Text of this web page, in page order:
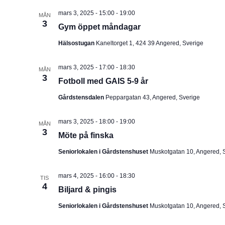
MÅN
3 Gym öppet måndagar
mars 3, 2025 - 15:00- 19:00
Hälsostugan Kaneltorget 1, 424 39 Angered, Sverige
MÅN
3 Fotboll med GAIS 5-9 år
mars 3, 2025 - 17:00- 18:30
Gårdstensdalen Peppargatan 43, Angered, Sverige
MÅN
3 Möte på finska
mars 3, 2025 - 18:00- 19:00
Seniorlokalen i Gårdstenshuset Muskotgatan 10, Angered,
TIS
4 Biljard & pingis
mars 4, 2025 - 16:00- 18:30
Seniorlokalen i Gårdstenshuset Muskotgatan 10, Angered,